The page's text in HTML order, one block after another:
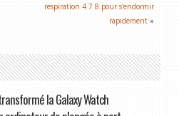
respiration 4 7 8 pour s'endormir
rapidement »
la Galaxy Watch